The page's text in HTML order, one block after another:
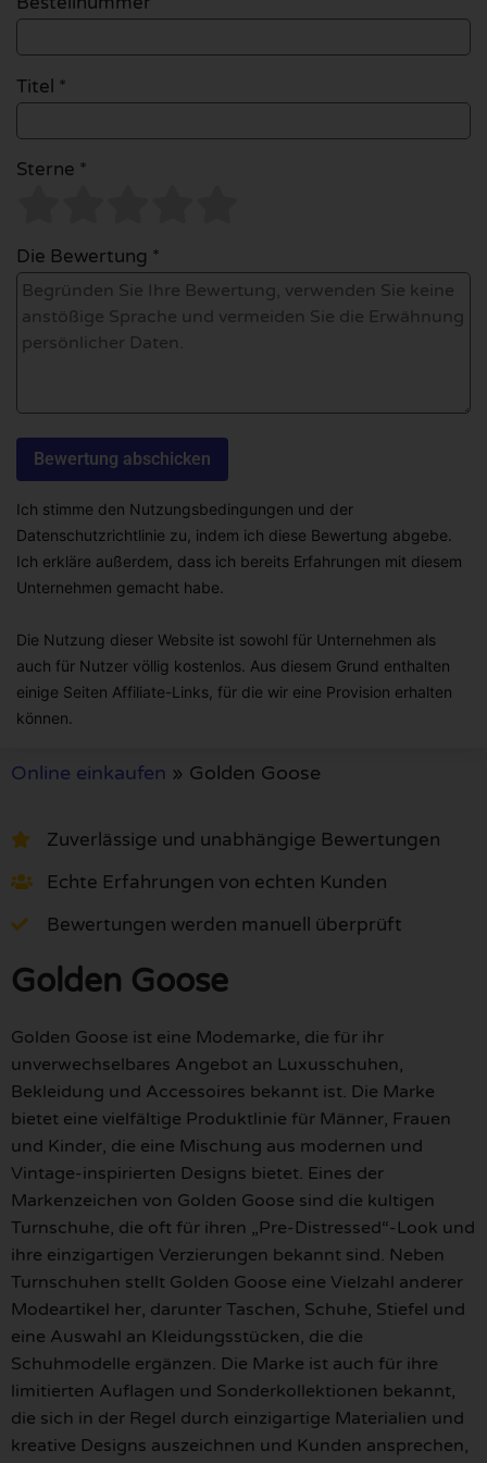
Titel *
Sterne *
Die Bewertung *
Ich stimme den Nutzungsbedingungen und der
Datenschutzrichtlinie zu, indem ich diese Bewertung abgebe.
Ich erkläre außerdem, dass ich bereits Erfahrungen mit diesem
Unternehmen gemacht habe.
Die Nutzung dieser Website ist sowohl für Unternehmen als
auch für Nutzer völlig kostenlos. Aus diesem Grund enthalten
einige Seiten Affiliate-Links, für die wir eine Provision erhalten
können.
Online einkaufen » Golden Goose
Zuverlässige und unabhängige Bewertungen
Echte Erfahrungen von echten Kunden
Bewertungen werden manuell überprüft
Golden Goose
Golden Goose ist eine Modemarke, die für ihr
unverwechselbares Angebot an Luxusschuhen,
Bekleidung und Accessoires bekannt ist. Die Marke
bietet eine vielfältige Produktlinie für Männer, Frauen
und Kinder, die eine Mischung aus modernen und
Vintage-inspirierten Designs bietet. Eines der
Markenzeichen von Golden Goose sind die kultigen
Turnschuhe, die oft für ihren „Pre-Distressed“-Look und
ihre einzigartigen Verzierungen bekannt sind. Neben
Turnschuhen stellt Golden Goose eine Vielzahl anderer
Modeartikel her, darunter Taschen, Schuhe, Stiefel und
eine Auswahl an Kleidungsstücken, die die
Schuhmodelle ergänzen. Die Marke ist auch für ihre
limitierten Auflagen und Sonderkollektionen bekannt,
die sich in der Regel durch einzigartige Materialien und
kreative Designs auszeichnen und Kunden ansprechen,